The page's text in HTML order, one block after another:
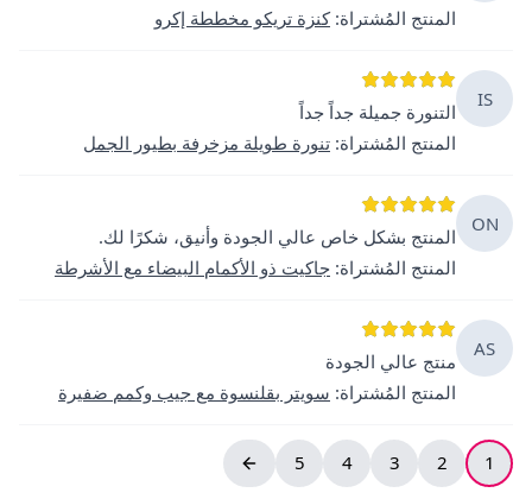
المنتج المُشتراة: كنزة تريكو مخططة إكرو
IS
التنورة جميلة جداً جداً
المنتج المُشتراة: تنورة طويلة مزخرفة بطيور الجمل
ON
المنتج بشكل خاص عالي الجودة وأنيق، شكرًا لك.
المنتج المُشتراة: جاكيت ذو الأكمام البيضاء مع الأشرطة
AS
منتج عالي الجودة
المنتج المُشتراة: سويتر بقلنسوة مع جيب وكمم ضفيرة
1
2
3
4
5